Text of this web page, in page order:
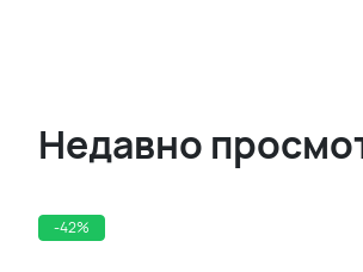
Недавно
-42%